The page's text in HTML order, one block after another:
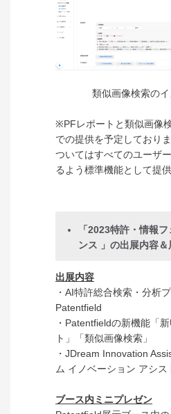
類似画像検索の
※PFレポートと類似画像
での提供を予定しており
ついてはすべてのユーザ
るよう標準機能として提
「2023特許・情報
ンス 」の出展内容＆
出展内容
・AI特許総合検索・分析
Patentfield
・Patentfieldの新機能「
ト」「類似画像検索」
・JDream Innovation
ム イノベーション アシス
ブース内ミニプレゼン